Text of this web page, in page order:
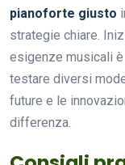
pianoforte giusto
strategie chiare.
esigenze musicali
testare diversi
future e le
differenza.